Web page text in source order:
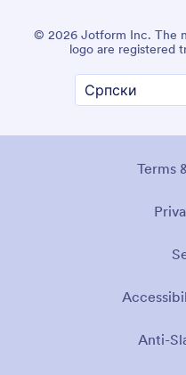
© 2026 Jotform Inc. The
logo are registered
Terms
Anti-